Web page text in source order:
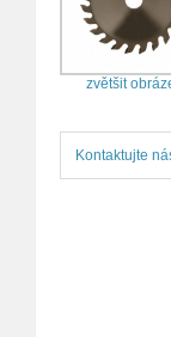
zvětšit
Kontaktujte